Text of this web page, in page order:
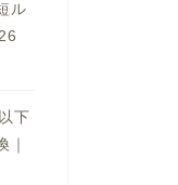
ル
下
｜